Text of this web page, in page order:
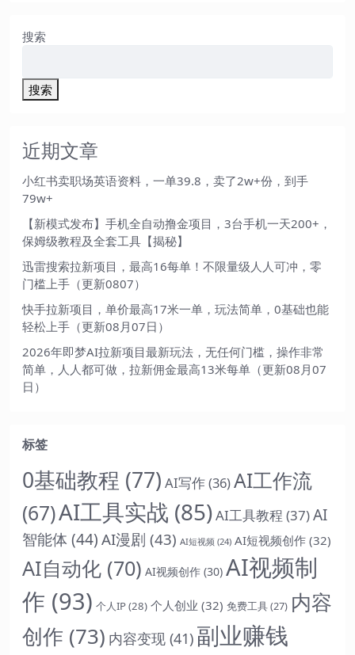
搜索
搜索
近期文章
小红书卖职场英语资料，一单39.8，卖了2w+份，到手
79w+
【新模式发布】手机全自动撸金项目，3台手机一天200+，
保姆级教程及全套工具【揭秘】
迅雷搜索拉新项目，最高16每单！不限量级人人可冲，零
门槛上手（更新0807）
快手拉新项目，单价最高17米一单，玩法简单，0基础也能
轻松上手（更新08月07日）
2026年即梦AI拉新项目最新玩法，无任何门槛，操作非常
简单，人人都可做，拉新佣金最高13米每单（更新08月07
日）
标签
0基础教程 (77) AI写作(36)AI工作流
(67)AI工具实战 (85)AI工具教程 (37)AI
智能体 (44) AI漫剧 (43) AI短视频 (24) AI短视频创作 (32)
AI自动化 (70) AI视频创作 (30) AI视频制
作 (93) 个人IP(28) 个人创业 (32) 免费工具(27) 内容
创作 (73) 内容变现 (41) 副业赚钱